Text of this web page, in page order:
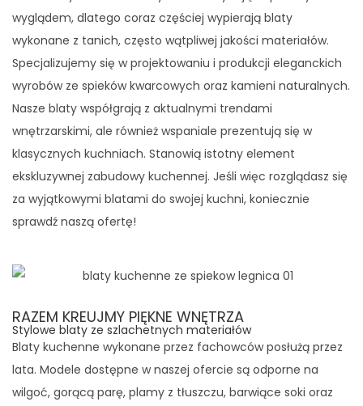
wyglądem, dlatego coraz częściej wypierają blaty
wykonane z tanich, często wątpliwej jakości materiałów.
Specjalizujemy się w projektowaniu i produkcji eleganckich
wyrobów ze spieków kwarcowych oraz kamieni naturalnych.
Nasze blaty współgrają z aktualnymi trendami
wnętrzarskimi, ale również wspaniale prezentują się w
klasycznych kuchniach. Stanowią istotny element
ekskluzywnej zabudowy kuchennej. Jeśli więc rozglądasz się
za wyjątkowymi blatami do swojej kuchni, koniecznie
sprawdź naszą ofertę!
RAZEM KREUJMY PIĘKNE WNĘTRZA
Stylowe blaty ze szlachetnych materiałów
Blaty kuchenne wykonane przez fachowców posłużą przez
lata. Modele dostępne w naszej ofercie są odporne na
wilgoć, gorącą parę, plamy z tłuszczu, barwiące soki oraz